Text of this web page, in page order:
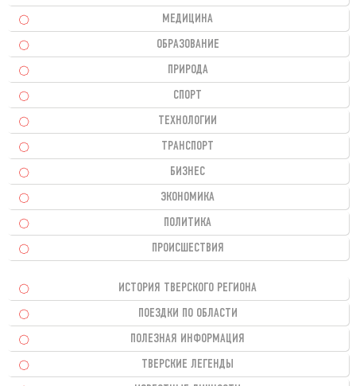
МЕДИЦИНА
ОБРАЗОВАНИЕ
ПРИРОДА
СПОРТ
ТЕХНОЛОГИИ
ТРАНСПОРТ
БИЗНЕС
ЭКОНОМИКА
ПОЛИТИКА
ПРОИСШЕСТВИЯ
ИСТОРИЯ ТВЕРСКОГО РЕГИОНА
ПОЕЗДКИ ПО ОБЛАСТИ
ПОЛЕЗНАЯ ИНФОРМАЦИЯ
ТВЕРСКИЕ ЛЕГЕНДЫ